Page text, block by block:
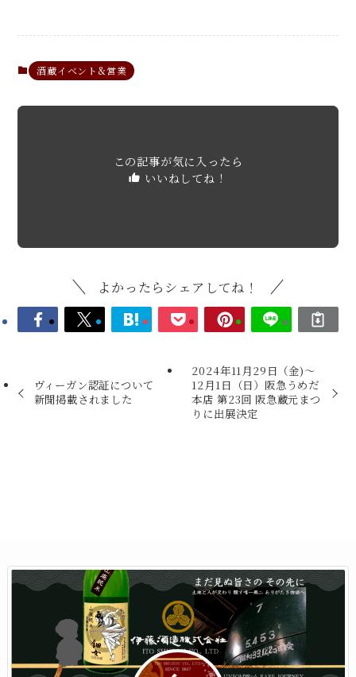
酒蔵イベント&営業
この記事が気に入ったら
いいねしてね！
よかったらシェアしてね！
ヴィーガン認証について
新聞掲載されました
2024年11月29日（金)～
12月1日（日）阪急うめだ
本店 第23回 阪急蔵元まつ
りに出展決定